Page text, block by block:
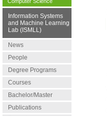
Information Systems
and Machine Learning
Lab (ISMLL)
News
People
Degree Programs
Courses
Bachelor/Master
Publications